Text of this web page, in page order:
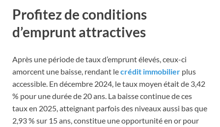
Profitez de conditions
d’emprunt attractives
Après une période de taux d’emprunt élevés, ceux-ci
amorcent une baisse, rendant lecrédit immobilier plus
accessible. En décembre 2024, le taux moyen était de 3,42
% pour une durée de 20 ans. La baisse continue de ces
taux en 2025, atteignant parfois des niveaux aussi bas que
2,93 % sur 15 ans, constitue une opportunité en or pour